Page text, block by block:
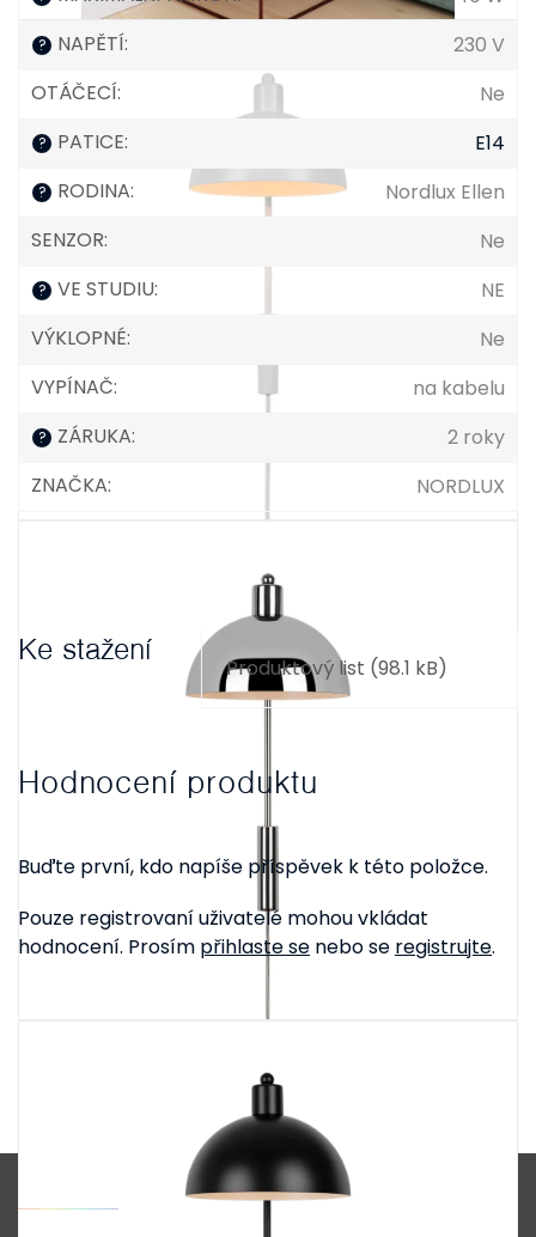
? NAPĚTÍ:
230 V
OTÁČECÍ: Ne
? PATICE: E14
? RODINA:
Nordlux Ellen
SENZOR: Ne
? VE STUDIU:
NE
VÝKLOPNÉ:
Ne
VYPÍNAČ: na kabelu
? ZÁRUKA:
2 roky
ZNAČKA: NORDLUX
Ke stažení
Produktový list (98.1 kB)
Hodnocení produktu
Buďte první, kdo napíše příspěvek k této položce.
Pouze registrovaní uživatelé mohou vkládat
hodnocení. Prosím přihlaste se nebo se registrujte.